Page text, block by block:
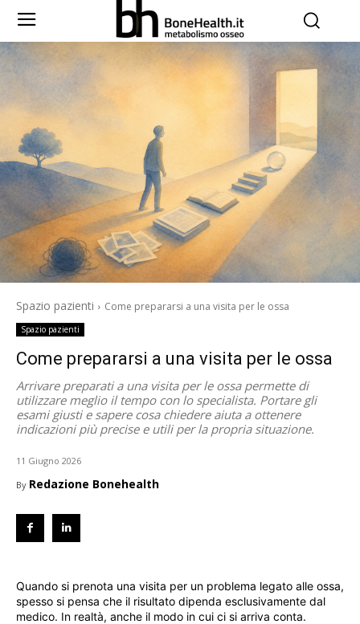
Spazio pazienti Come prepararsi a una visita per le ossa
Spazio pazienti
Come prepararsi a una visita per le ossa
Arrivare preparati a una visita per le ossa permette di
utilizzare meglio il tempo con lo specialista. Portare gli
esami giusti e sapere cosa chiedere aiuta a ottenere
indicazioni più precise e utili per la propria situazione.
11 Giugno 2026
By Redazione Bonehealth
Quando si prenota una visita per un problema legato alle ossa,
spesso si pensa che il risultato dipenda esclusivamente dal
medico. In realtà, anche il modo in cui ci si arriva conta.